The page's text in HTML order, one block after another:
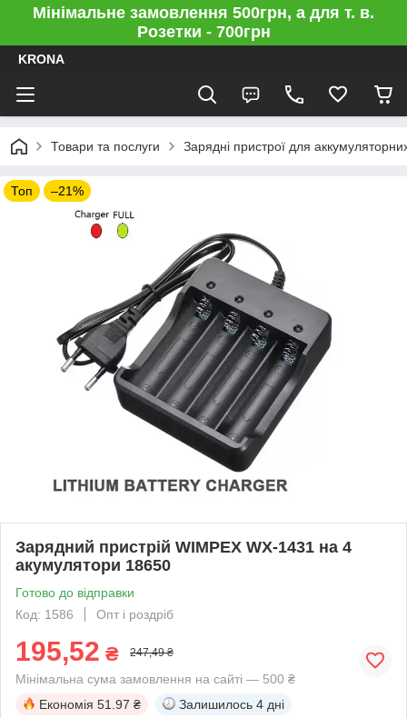
Мінімальне замовлення 500грн, а для т. в.
Розетки - 700грн
KRONA
Товари та послуги Зарядні пристрої для
Топ –21%
Зарядний пристрій WIMPEX WX-1431 на 4
акумулятори 18650
Готово до відправки
Код: 1586
Опт і роздріб
195,52 ₴ 247,49 ₴
Мінімальна сума замовлення на сайті — 500 ₴
Економія 51.97 ₴ Залишилось 4 дні